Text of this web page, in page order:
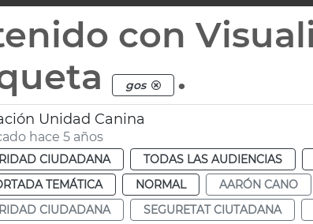
con
gos .
Unidad Canina
hace 5 años
CIUDADANA TODAS LAS AUDIENCIAS
TEMÁTICA
NORMAL AARÓN CANO
CIUDADANA
SEGURETAT CIUTADANA